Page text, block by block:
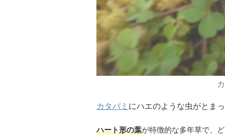
カタバミ にハエのような虫がとま
ハート形の葉が特徴的な多年草で、